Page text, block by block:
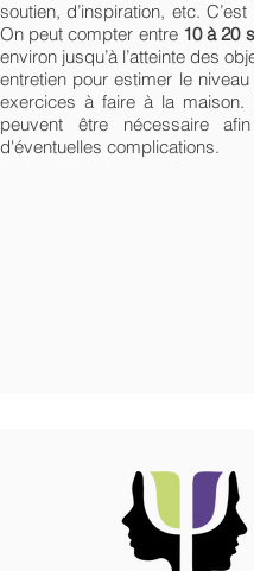
soutien, d’inspiration, etc.
On peut compter entre 10 à 20
environ jusqu’à l’atteinte des
entretien pour estimer le
exercices à faire à la maison.
peuvent être nécessaire
d'éventuelles complications.